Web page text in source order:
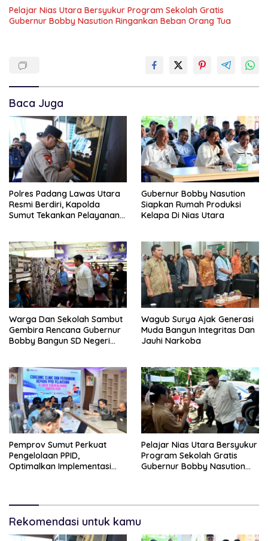
Pelajar Nias Utara Bersyukur Program Sekolah Gratis
Gubernur Bobby Nasution Ringankan Beban Orang Tua
Baca Juga
Polres Padang Lawas Utara
Resmi Berdiri, Kapolda
Sumut Tekankan Pelayanan
Gubernur Bobby Nasution
Siapkan Rumah Produksi
Kelapa Di Nias Utara
Warga Dan Sekolah Sambut
Gembira Rencana Gubernur
Bobby Bangun SD Negeri
Wagub Surya Ajak Generasi
Muda Bangun Integritas Dan
Jauhi Narkoba
Pemprov Sumut Perkuat
Pengelolaan PPID,
Optimalkan Implementasi
Pelajar Nias Utara Bersyukur
Program Sekolah Gratis
Gubernur Bobby Nasution
Rekomendasi untuk kamu